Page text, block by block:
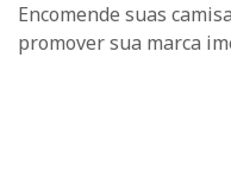
Encomende suas
promover sua marca